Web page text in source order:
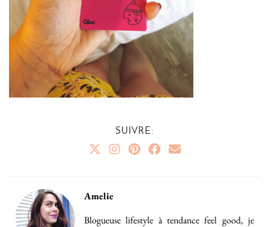
SUIVRE:
Amelie
Blogueuse lifestyle à tendance feel good, je